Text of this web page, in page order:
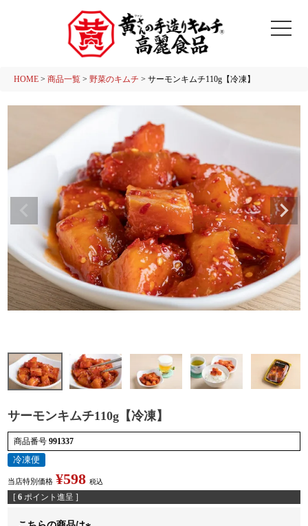
検索
HOME 商品一覧 野菜のキムチ サーモンキムチ110g【冷凍】
サーモンキムチ110g【冷凍】
商品番号 991337
冷凍便
当店特別価格 ¥598 税込
[ 6 ポイント進呈 ]